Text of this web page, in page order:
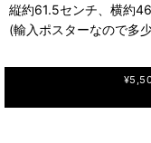
縦約61.5センチ、横約
(輸入ポスターなので多